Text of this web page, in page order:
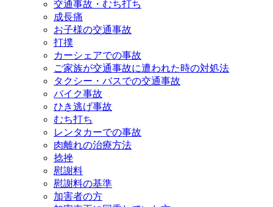
交通事故・むち打ち
成長痛
お子様の交通事故
打撲
カーシェアでの事故
ご家族が交通事故に遭われた時の対処法
タクシー・バスでの交通事故
バイク事故
ひき逃げ事故
むち打ち
レンタカーでの事故
肉離れの治療方法
捻挫
慰謝料
慰謝料の基準
加害者の方